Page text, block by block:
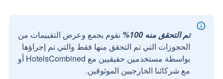
تم التحقق منه 100%
نقوم بجمع وعرض التقييمات من
الحجوزات التي تم التحقق منها فقط والتي تم إجراؤها
بواسطة مستخدمين حقيقيين مع HotelsCombined أو
مع شركائنا الخارجيين الموثوقين.